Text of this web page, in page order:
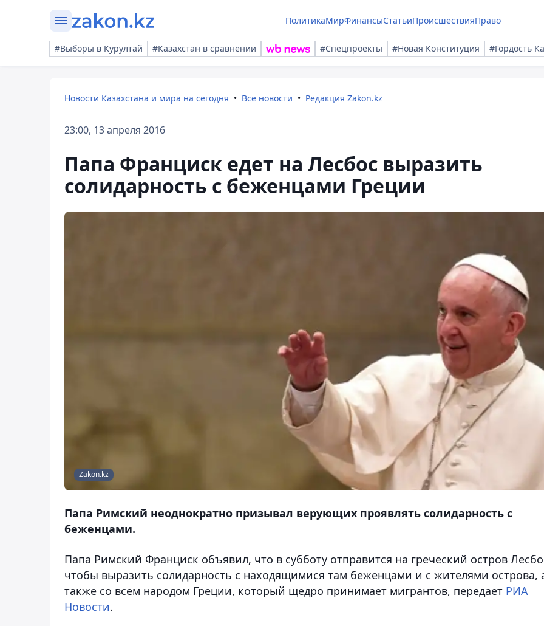
ПолитикаМирФинансыСтатьиПроисшествияПраво
#Выборы в Курултай #Казахстан в сравнении #Спецпроекты #Новая Конституция #Гордость
Новости Казахстана и мира на сегодня Все новости Редакция Zakon.kz
23:00, 13 апреля 2016
Папа Франциск едет на Лесбос выразить
солидарность с беженцами Греции
Zakon.kz
Папа Римский неоднократно призывал верующих проявлять солидарность с
беженцами.
Папа Римский Франциск объявил, что в субботу отправится на греческий остров
чтобы выразить солидарность с находящимися там беженцами и с жителями острова,
также со всем народом Греции, который щедро принимает мигрантов, передает РИА
Новости.